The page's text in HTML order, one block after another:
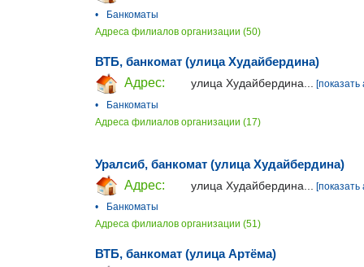
•
Банкоматы
Адреса филиалов организации (50)
ВТБ, банкомат (улица Худайбердина)
Адрес:
улица Худайбердина...
[показать
•
Банкоматы
Адреса филиалов организации (17)
Уралсиб, банкомат (улица Худайбердина)
Адрес:
улица Худайбердина...
[показать
•
Банкоматы
Адреса филиалов организации (51)
ВТБ, банкомат (улица Артёма)